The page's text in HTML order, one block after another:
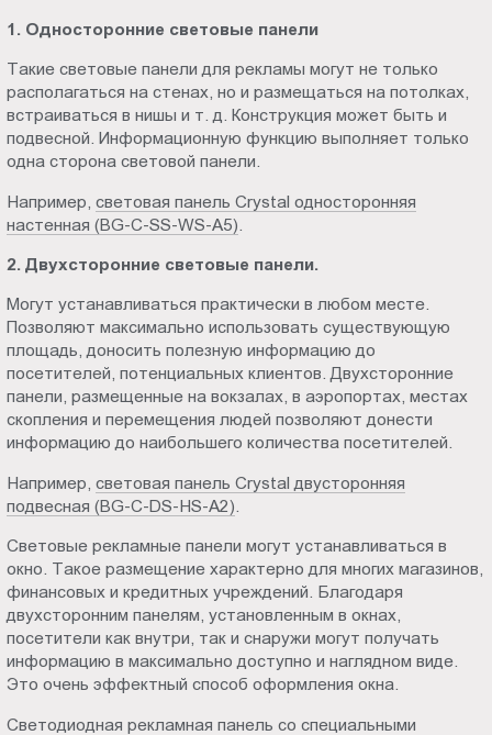
1. Односторонние световые панели
Такие световые панели для рекламы могут не только
располагаться на стенах, но и размещаться на потолках,
встраиваться в нишы и т. д. Конструкция может быть и
подвесной. Информационную функцию выполняет только
одна сторона световой панели.
Например,световая панель Crystal односторонняя
настенная (BG-C-SS-WS-A5)
2. Двухсторонние световые панели.
Могут устанавливаться практически в любом месте.
Позволяют максимально использовать существующую
площадь, доносить полезную информацию до
посетителей, потенциальных клиентов. Двухсторонние
панели, размещенные на вокзалах, в аэропортах, местах
скопления и перемещения людей позволяют донести
информацию до наибольшего количества посетителей.
Например,световая панель Crystal двусторонняя
подвесная (BG-C-DS-HS-A2)
Световые рекламные панели могут устанавливаться в
окно. Такое размещение характерно для многих магазинов,
финансовых и кредитных учреждений. Благодаря
двухсторонним панелям, установленным в окнах,
посетители как внутри, так и снаружи могут получать
информацию в максимально доступно и наглядном виде.
Это очень эффектный способ оформления окна.
Светодиодная рекламная панель со специальными